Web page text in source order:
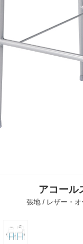
アコール
張地 / レザー・